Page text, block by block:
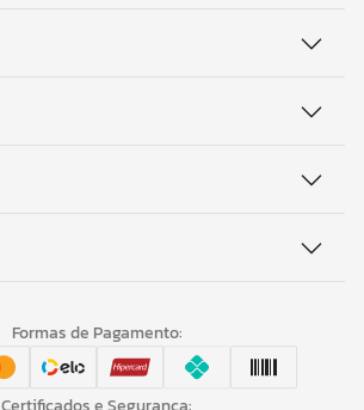
Formas de Pagamento: